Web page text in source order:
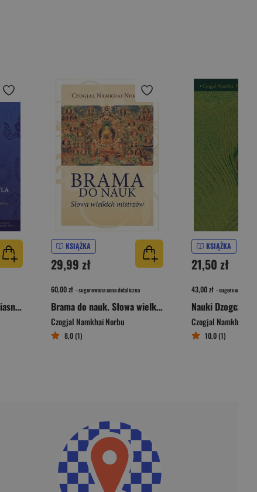
Lampa, która oświetla ciasne umysły
KSIĄŻKA
29,99 zł
60,00 zł - sugerowana cena detaliczna
Brama do nauk. Słowa wielkich mistrzów
Czogjal Namkhai Norbu
8,0 (1)
KSIĄŻKA
21,50 zł
43,00 zł - sugerowana
Nauki Dzogczen
Czogjal Namkhai
10,0 (1)